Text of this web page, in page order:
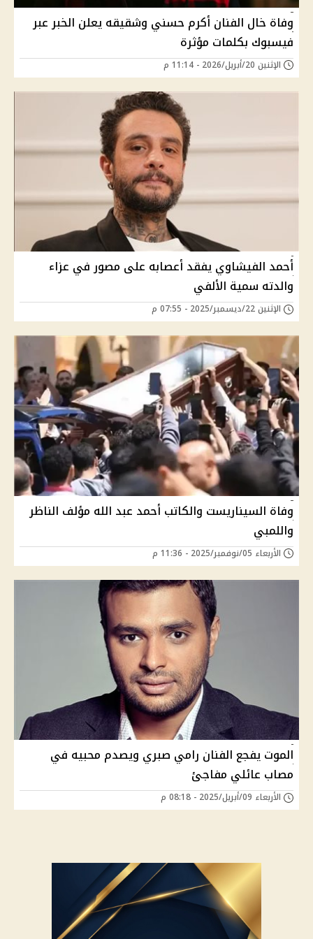
وفاة خال الفنان أكرم حسني وشقيقه يعلن الخبر عبر
فيسبوك بكلمات مؤثرة
الإثنين 20/أبريل/2026 - 11:14 م
أحمد الفيشاوي يفقد أعصابه على مصور في عزاء
والدته سمية الألفي
الإثنين 22/ديسمبر/2025 - 07:55 م
وفاة السيناريست والكاتب أحمد عبد الله مؤلف الناظر
واللمبي
الأربعاء 05/نوفمبر/2025 - 11:36 م
الموت يفجع الفنان رامي صبري ويصدم محبيه في
مصاب عائلي مفاجئ
الأربعاء 09/أبريل/2025 - 08:18 م